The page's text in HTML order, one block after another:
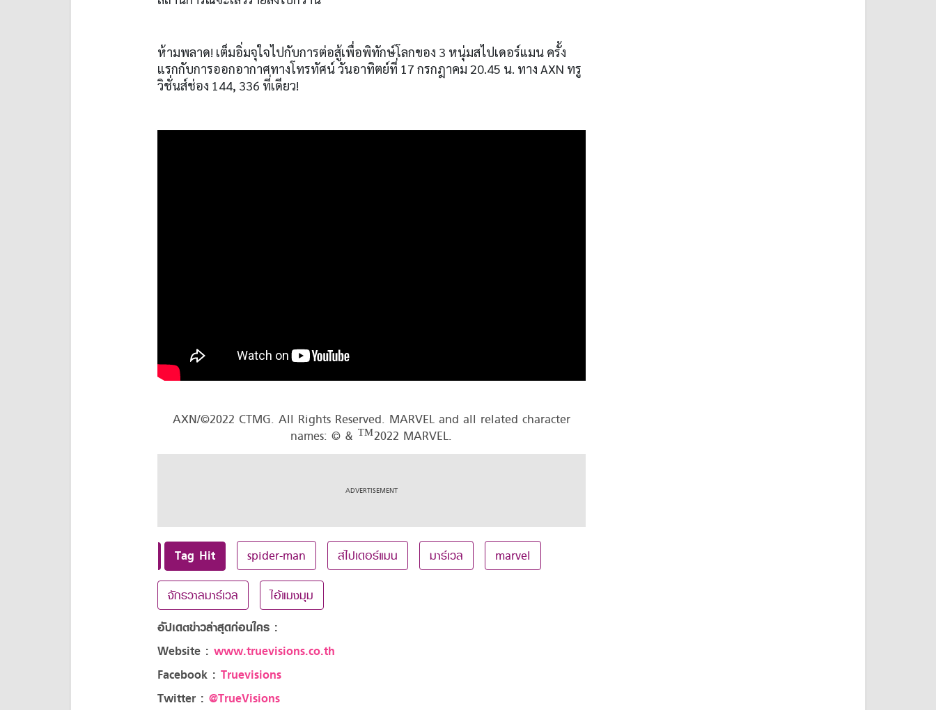
ห้ามพลาด! เต็มอิ่มจุใจไปกับการต่อสู้เพื่อพิทักษ์โลกของ 3 หนุ่มสไปเดอร์แมน ครั้ง
แรกกับการออกอากาศทางโทรทัศน์ วันอาทิตย์ที่ 17 กรกฎาคม 20.45 น. ทาง AXN ทรู
วิชั่นส์ช่อง 144, 336 ที่เดียว!
AXN/©2022 CTMG. All Rights Reserved. MARVEL and all related character
names: © & ™2022 MARVEL.
Tag Hit spider-man สไปเดอร์แมน มาร์เวล marvel
จักรวาลมาร์เวล ไอ้แมงมุม
อัปเดตข่าวล่าสุดก่อนใคร :
Website : www.truevisions.co.th
Facebook : Truevisions
Twitter : @TrueVisions